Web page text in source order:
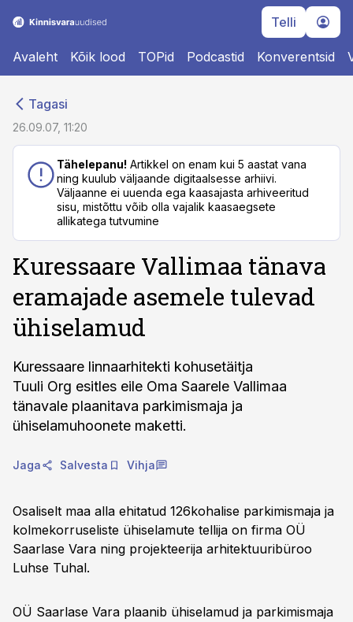
Telli
Avaleht Kõik lood TOPid Podcastid Konverentsid
Tagasi
26.09.07, 11:20
Tähelepanu! Artikkel on enam kui 5 aastat vana
ning kuulub väljaande digitaalsesse arhiivi.
Väljaanne ei uuenda ega kaasajasta arhiveeritud
sisu, mistõttu võib olla vajalik kaasaegsete
allikatega tutvumine
Kuressaare Vallimaa tänava
eramajade asemele tulevad
ühiselamud
Kuressaare linnaarhitekti kohusetäitja
Tuuli Org esitles eile Oma Saarele Vallimaa
tänavale plaanitava parkimismaja ja
ühiselamuhoonete maketti.
Jaga Salvesta Vihja
Osaliselt maa alla ehitatud 126kohalise parkimismaja ja
kolmekorruseliste ühiselamute tellija on firma OÜ
Saarlase Vara ning projekteerija arhitektuuribüroo
Luhse Tuhal.
OÜ Saarlase Vara plaanib ühiselamud ja parkimismaja